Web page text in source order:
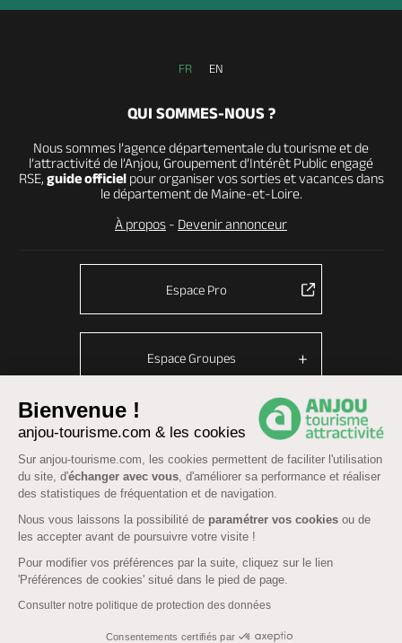
Bienvenue !
anjou-tourisme.com & les cookies
Sur anjou-tourisme.com, les cookies permettent de faciliter l'utilisation
du site, d'échanger avec vous, d'améliorer sa performance et réaliser
des statistiques de fréquentation et de navigation.
Nous vous laissons la possibilité de paramétrer vos cookies ou de
les accepter avant de poursuivre votre visite !
Pour modifier vos préférences par la suite, cliquez sur le lien
'Préférences de cookies' situé dans le pied de page.
Consulter notre politique de protection des données
Consentements certifiés par
FR EN
QUI SOMMES-NOUS ?
Nous sommes l’agence départementale du tourisme et de
l’attractivité de l’Anjou, Groupement d’Intérêt Public engagé
RSE, guide officielpour organiser vos sorties et vacances dans
le département de Maine-et-Loire.
À propos - Devenir annonceur
Espace Pro
Espace Groupes
© Anjou tourisme 2026 -Plan du site-Fonctionnement du site
Mentions légales Données personnelles
CGU Réservation-Accessibilité : partiellement conforme